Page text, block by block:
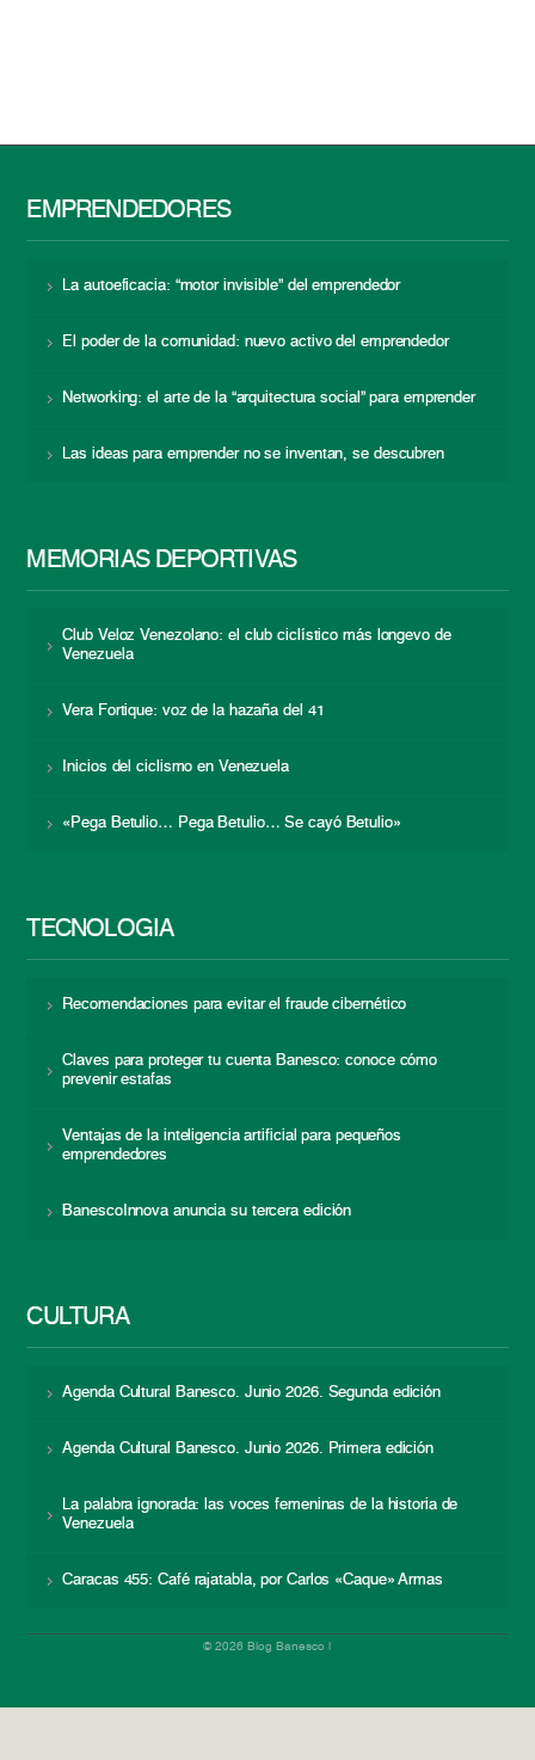
EMPRENDEDORES
La autoeficacia: “motor invisible” del emprendedor
El poder de la comunidad: nuevo activo del emprendedor
Networking: el arte de la “arquitectura social” para emprender
Las ideas para emprender no se inventan, se descubren
MEMORIAS DEPORTIVAS
Club Veloz Venezolano: el club ciclístico más longevo de
Venezuela
Vera Fortique: voz de la hazaña del 41
Inicios del ciclismo en Venezuela
«Pega Betulio… Pega Betulio… Se cayó Betulio»
TECNOLOGÍA
Recomendaciones para evitar el fraude cibernético
Claves para proteger tu cuenta Banesco: conoce cómo
prevenir estafas
Ventajas de la inteligencia artificial para pequeños
emprendedores
BanescoInnova anuncia su tercera edición
CULTURA
Agenda Cultural Banesco. Junio 2026. Segunda edición
Agenda Cultural Banesco. Junio 2026. Primera edición
La palabra ignorada: las voces femeninas de la historia de
Venezuela
Caracas 455: Café rajatabla, por Carlos «Caque» Armas
© 2026 Blog Banesco |